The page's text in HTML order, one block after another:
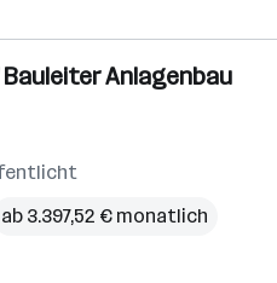
Anlagenbau
ab 3.397,52 € monatlich